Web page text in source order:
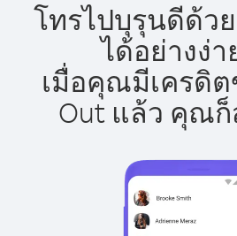
โทรไปบุรุนดีด้ว
ได้อย่างง่า
เมื่อคุณมีเครดิต
Out แล้ว คุณก็